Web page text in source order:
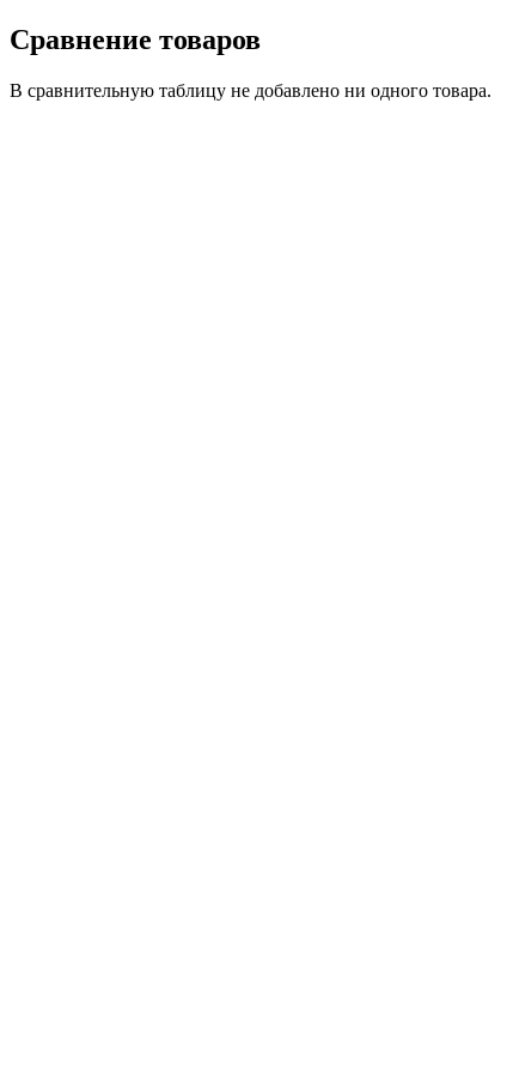
Сравнение товаров
В сравнительную таблицу не добавлено ни одного товара.